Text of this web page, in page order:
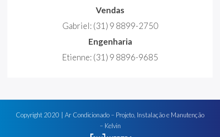
Vendas
Gabriel: (31) 9 8899-2750
Engenharia
Etienne: (31) 9 8896-9685
Copyright 2020 | Ar Condicionado – Projeto, Instalação e Manutenção
– Kelvin